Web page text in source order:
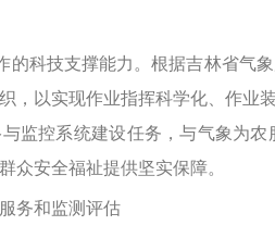
科技支撑能力。根据吉林省气
，以实现作业指挥科学化、作业
监控系统建设任务，与气象为
众安全福祉提供坚实保障。
务和监测评估